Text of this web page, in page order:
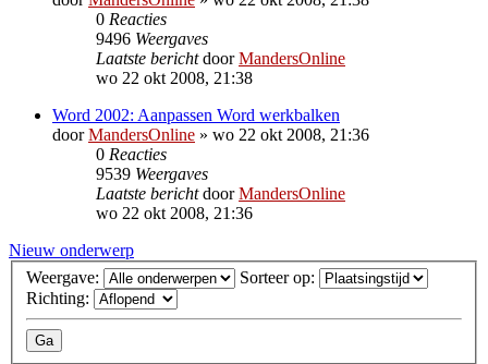
0 Reacties
9496 Weergaves
Laatste berichtdoorMandersOnline
wo 22 okt 2008, 21:38
Word 2002: Aanpassen Word werkbalken
doorMandersOnline » wo 22 okt 2008, 21:36
0 Reacties
9539 Weergaves
Laatste berichtdoorMandersOnline
wo 22 okt 2008, 21:36
Nieuw onderwerp
Weergave:
Sorteer op:
Richting: